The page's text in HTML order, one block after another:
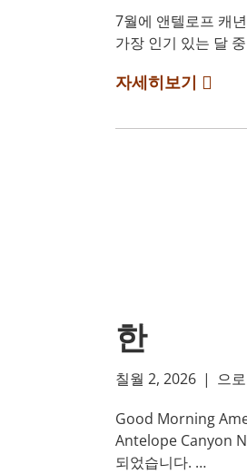
7월에 앤텔로프 캐
가장 인기 있는 달
자세히보기
한
칠월 2, 2026 | 으로
Good Morning
Antelope Canyon
되었습니다. …